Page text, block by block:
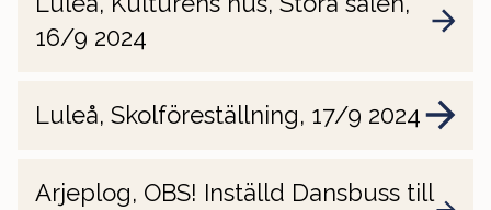
16/9 2024
Luleå, Skolföreställning, 17/9 2024
Arjeplog, OBS! Inställd Dansbuss till